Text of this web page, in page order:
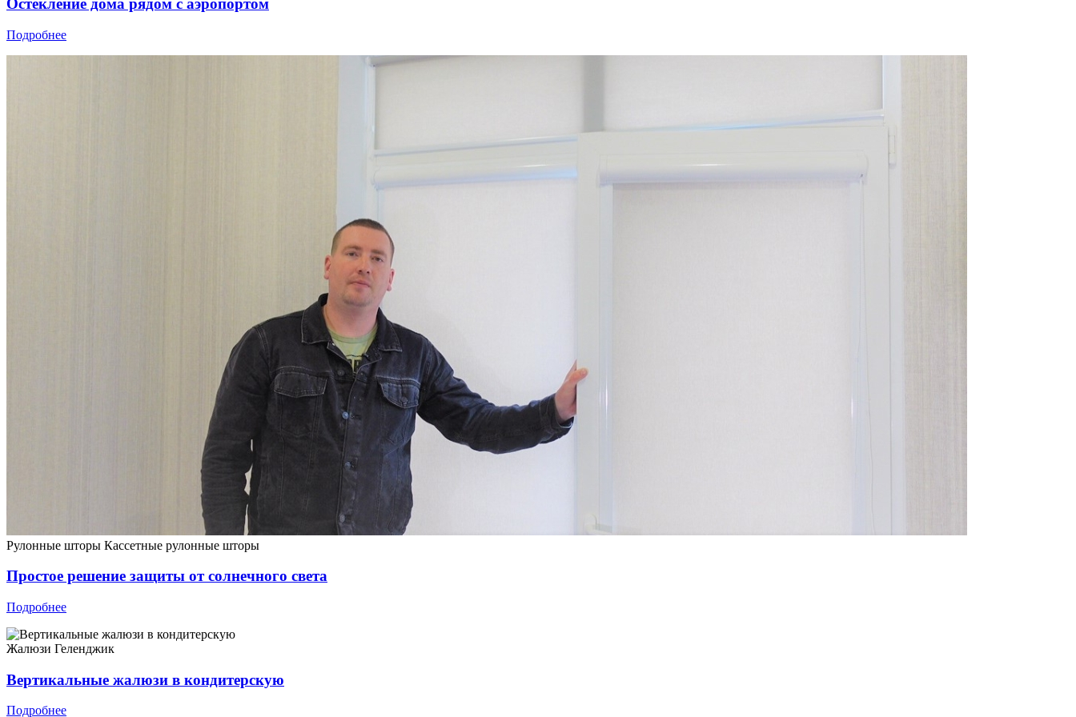
Остекление дома рядом с аэропортом
Подробнее
Рулонные шторы Кассетные рулонные шторы
Простое решение защиты от солнечного света
Подробнее
Жалюзи Геленджик
Вертикальные жалюзи в кондитерскую
Подробнее